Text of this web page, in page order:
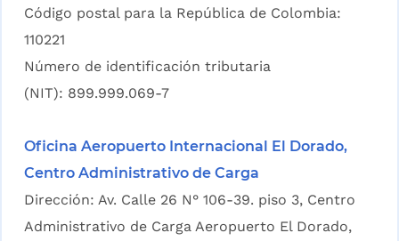
Código postal para la República de Colombia:
110221
Número de identificación tributaria
(NIT): 899.999.069-7
Oficina Aeropuerto Internacional El Dorado,
Centro Administrativo de Carga
Dirección: Av. Calle 26 N° 106-39. piso 3, Centro
Administrativo de Carga Aeropuerto El Dorado,